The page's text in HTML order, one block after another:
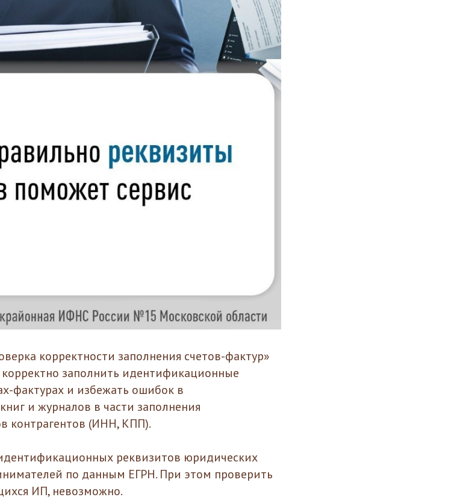
корректности заполнения счетов-фактур»
заполнить идентификационные
фактурах и избежать ошибок в
и журналов в части заполнения
контрагентов (ИНН, КПП).
реквизитов юридических
по данным ЕГРН. При этом проверить
ИП, невозможно.